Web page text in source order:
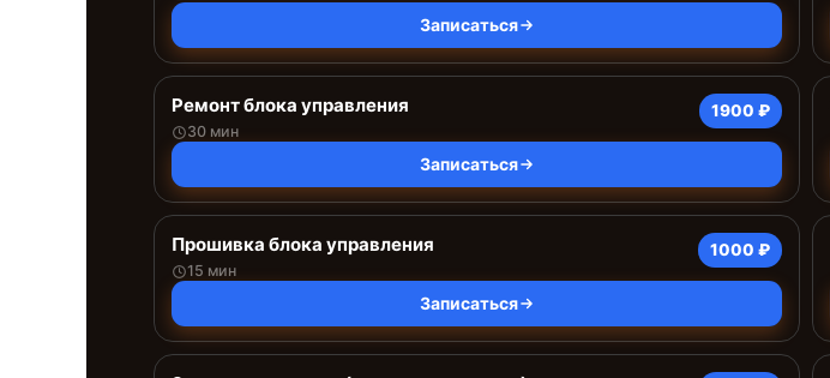
Записаться
Ремонт блока управления
30 мин
1900 ₽
Записаться
Прошивка блока управления
15 мин
1000 ₽
Записаться